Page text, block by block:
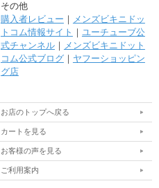
その他
購入者レビュー ｜ メンズビキニドッ
トコム情報サイト ｜ ユーチューブ公
式チャンネル｜ メンズビキニドット
コム公式ブログ｜ ヤフーショッピン
グ店
お店のトップへ戻る
カートを見る
お客様の声を見る
ご利用案内